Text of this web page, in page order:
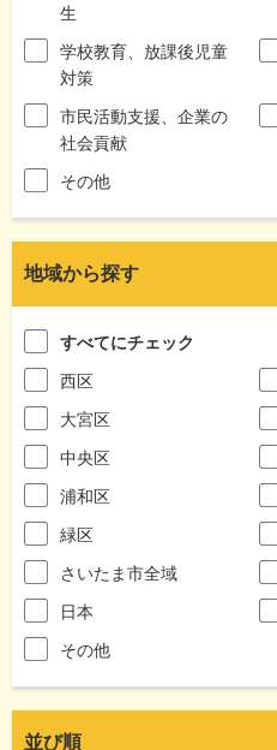
生
学校教育、放課後児童
対策
市民活動支援、企業の
社会貢献
その他
地域から探す
すべてにチェック
西区
大宮区
中央区
浦和区
緑区
さいたま市全域
日本
その他
並び順